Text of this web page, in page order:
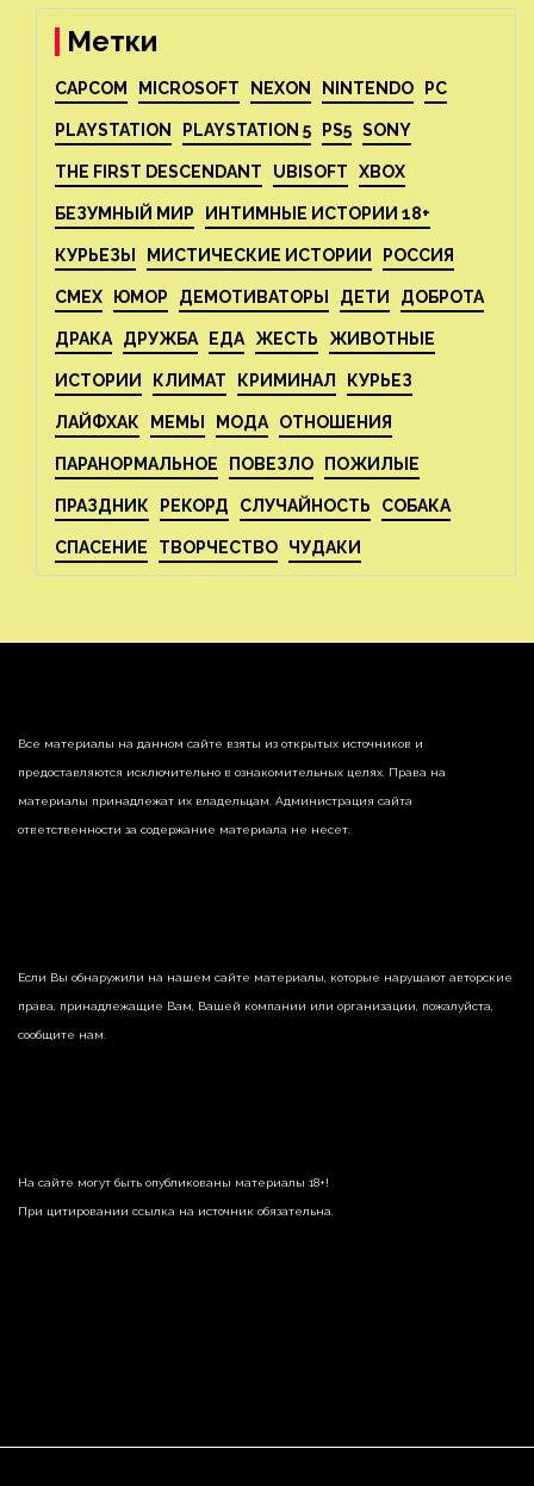
Метки
CAPCOM MICROSOFT NEXON NINTENDO PC
PLAYSTATION PLAYSTATION 5 PS5 SONY
THE FIRST DESCENDANT UBISOFT XBOX
БЕЗУМНЫЙ МИР ИНТИМНЫЕ ИСТОРИИ 18+
КУРЬЕЗЫ МИСТИЧЕСКИЕ ИСТОРИИ РОССИЯ
СМЕХ ЮМОР ДЕМОТИВАТОРЫ ДЕТИ ДОБРОТА
ДРАКА ДРУЖБА ЕДА ЖЕСТЬ ЖИВОТНЫЕ
ИСТОРИИ КЛИМАТ КРИМИНАЛ КУРЬЕЗ
ЛАЙФХАК МЕМЫ МОДА ОТНОШЕНИЯ
ПАРАНОРМАЛЬНОЕ ПОВЕЗЛО ПОЖИЛЫЕ
ПРАЗДНИК РЕКОРД СЛУЧАЙНОСТЬ СОБАКА
СПАСЕНИЕ ТВОРЧЕСТВО ЧУДАКИ
Все материалы на данном сайте взяты из открытых источников и
предоставляются исключительно в ознакомительных целях. Права на
материалы принадлежат их владельцам. Администрация сайта
ответственности за содержание материала не несет.
Если Вы обнаружили на нашем сайте материалы, которые нарушают авторские
права, принадлежащие Вам, Вашей компании или организации, пожалуйста,
сообщите нам.
На сайте могут быть опубликованы материалы 18+!
При цитировании ссылка на источник обязательна.